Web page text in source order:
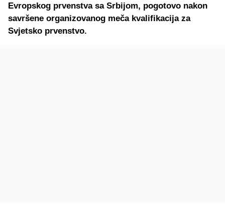
Evropskog prvenstva sa Srbijom, pogotovo nakon
savršene organizovanog meča kvalifikacija za
Svjetsko prvenstvo.